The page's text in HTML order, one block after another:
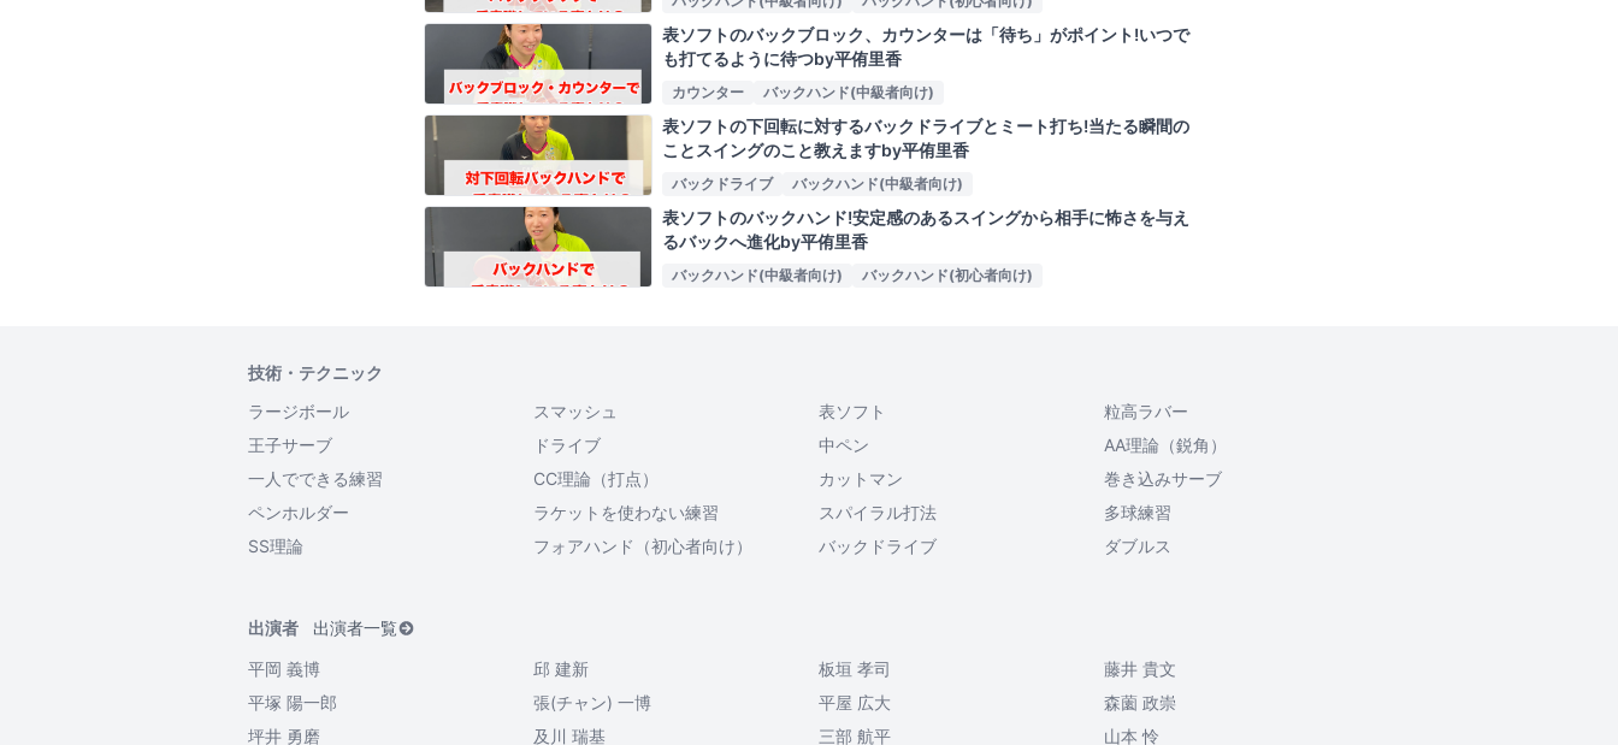
表ソフトのバックブロック、カウンターは「待ち」がポイント!いつで
も打てるように待つby平侑里香
カウンター バックハンド(中級者向け)
表ソフトの下回転に対するバックドライブとミート打ち!当たる瞬間の
ことスイングのこと教えますby平侑里香
バックドライブ バックハンド(中級者向け)
表ソフトのバックハンド!安定感のあるスイングから相手に怖さを与え
るバックへ進化by平侑里香
バックハンド(中級者向け) バックハンド(初心者向け)
技術・テクニック
ラージボール
スマッシュ 表ソフト
粒高ラバー
王子サーブ
ドライブ 中ペン
AA理論（鋭角）
一人でできる練習
CC理論（打点） カットマン
巻き込みサーブ
ペンホルダー
ラケットを使わない練習 スパイラル打法
多球練習
SS理論
フォアハンド（初心者向け） バックドライブ ダブルス
出演者
出演者一覧
平岡 義博
邱 建新 板垣 孝司
藤井 貴文
平塚 陽一郎
張(チャン) 一博 平屋 広大
森薗 政崇
坪井 勇磨
及川 瑞基 三部 航平 山本 怜